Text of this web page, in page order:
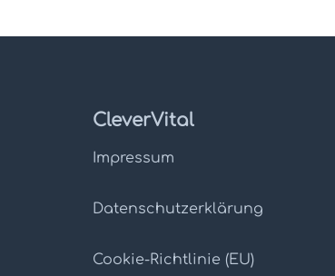
CleverVital
Impressum
Datenschutz­erklärung
Cookie-Richtlinie (EU)